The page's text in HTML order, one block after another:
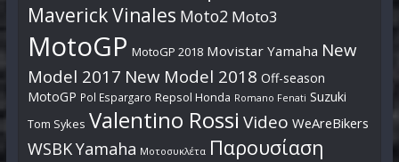
Maverick Vinales Moto2 Moto3
MotoGP MotoGP 2018 Movistar Yamaha New
Model 2017 New Model 2018 Off-season
MotoGP Pol Espargaro Repsol Honda Romano Fenati Suzuki
Tom Sykes Valentino Rossi Video WeAreBikers
WSBKYamaha Μοτοσυκλέτα Παρουσίαση